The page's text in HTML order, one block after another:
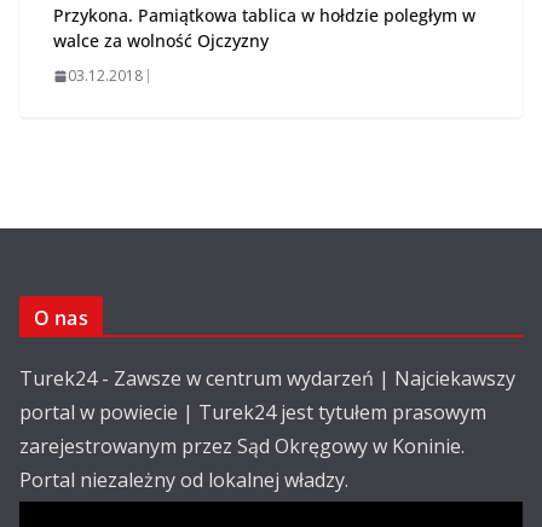
Przykona. Pamiątkowa tablica w hołdzie poległym w
walce za wolność Ojczyzny
03.12.2018
O nas
Turek24 - Zawsze w centrum wydarzeń | Najciekawszy
portal w powiecie | Turek24 jest tytułem prasowym
zarejestrowanym przez Sąd Okręgowy w Koninie.
Portal niezależny od lokalnej władzy.